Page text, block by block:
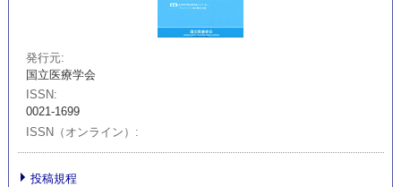
発行元
国立医療学会
ISSN
0021-1699
ISSN（オンライン）
投稿規程